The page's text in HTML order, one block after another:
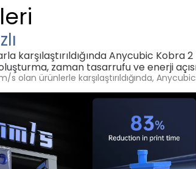
karşılaştırıldığında Anycubic Kobra 2
zaman tasarrufu ve enerji
s olan ürünlerle karşılaştırıldığında,